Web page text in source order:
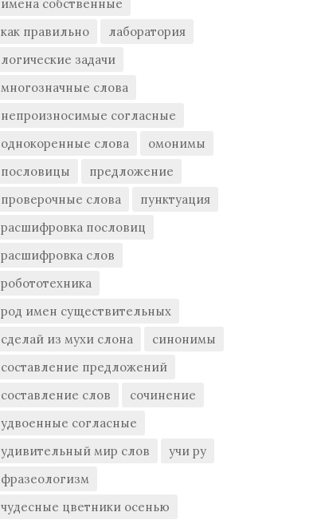
имена собственные
как правильно
лаборатория
логические задачи
многозначные слова
непроизносимые согласные
однокоренные слова
омонимы
пословицы
предложение
проверочные слова
пунктуация
расшифровка пословиц
расшифровка слов
робототехника
род имен существительных
сделай из мухи слона
синонимы
составление предложений
составление слов
сочинение
удвоенные согласные
удивительный мир слов
учи ру
фразеологизм
чудесные цветники осенью